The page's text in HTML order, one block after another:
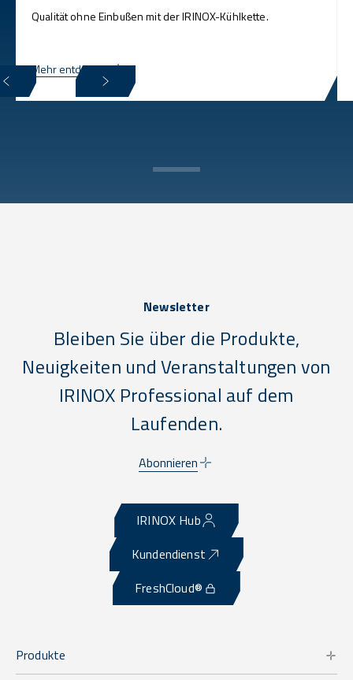
Qualität ohne Einbußen mit der IRINOX-Kühlkette.
Mehr entdecken
Newsletter
Bleiben Sie über die Produkte,
Neuigkeiten und Veranstaltungen von
IRINOX Professional auf dem
Laufenden.
Abonnieren
IRINOX Hub
Kundendienst
FreshCloud®
Produkte